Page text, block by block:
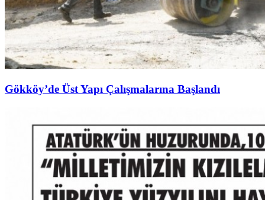
Gökköy’de Üst Yapı Çalışmalarına Başlandı